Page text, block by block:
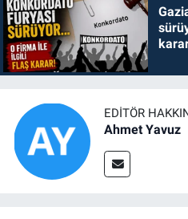
EDITÖR
Ahmet Yavuz